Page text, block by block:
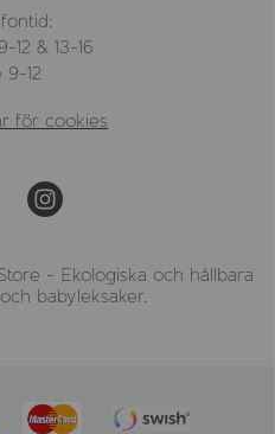
12 & 13-16
9-12
för cookies
- Ekologiska och hållbara
babyleksaker.